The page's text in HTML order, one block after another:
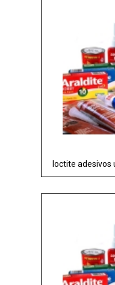
loctite adesivos